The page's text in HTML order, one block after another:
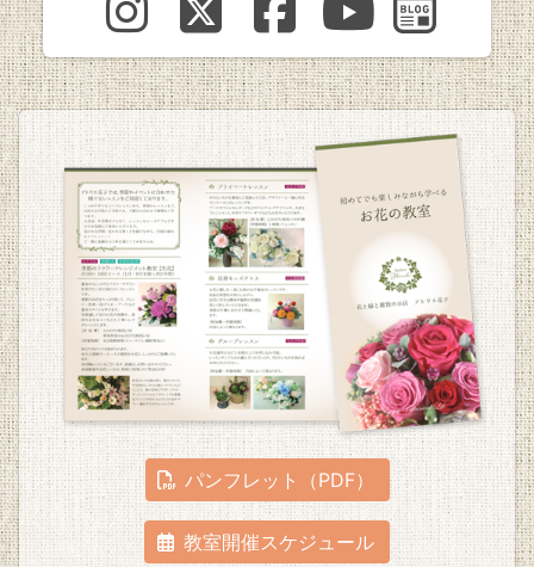
パンフレット（PDF）
教室開催スケジュール